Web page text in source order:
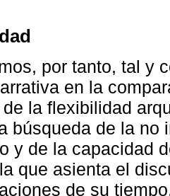
por tanto, tal y
en la
la flexibilidad
búsqueda de la no
y de la capacidad
que asienta el
de su